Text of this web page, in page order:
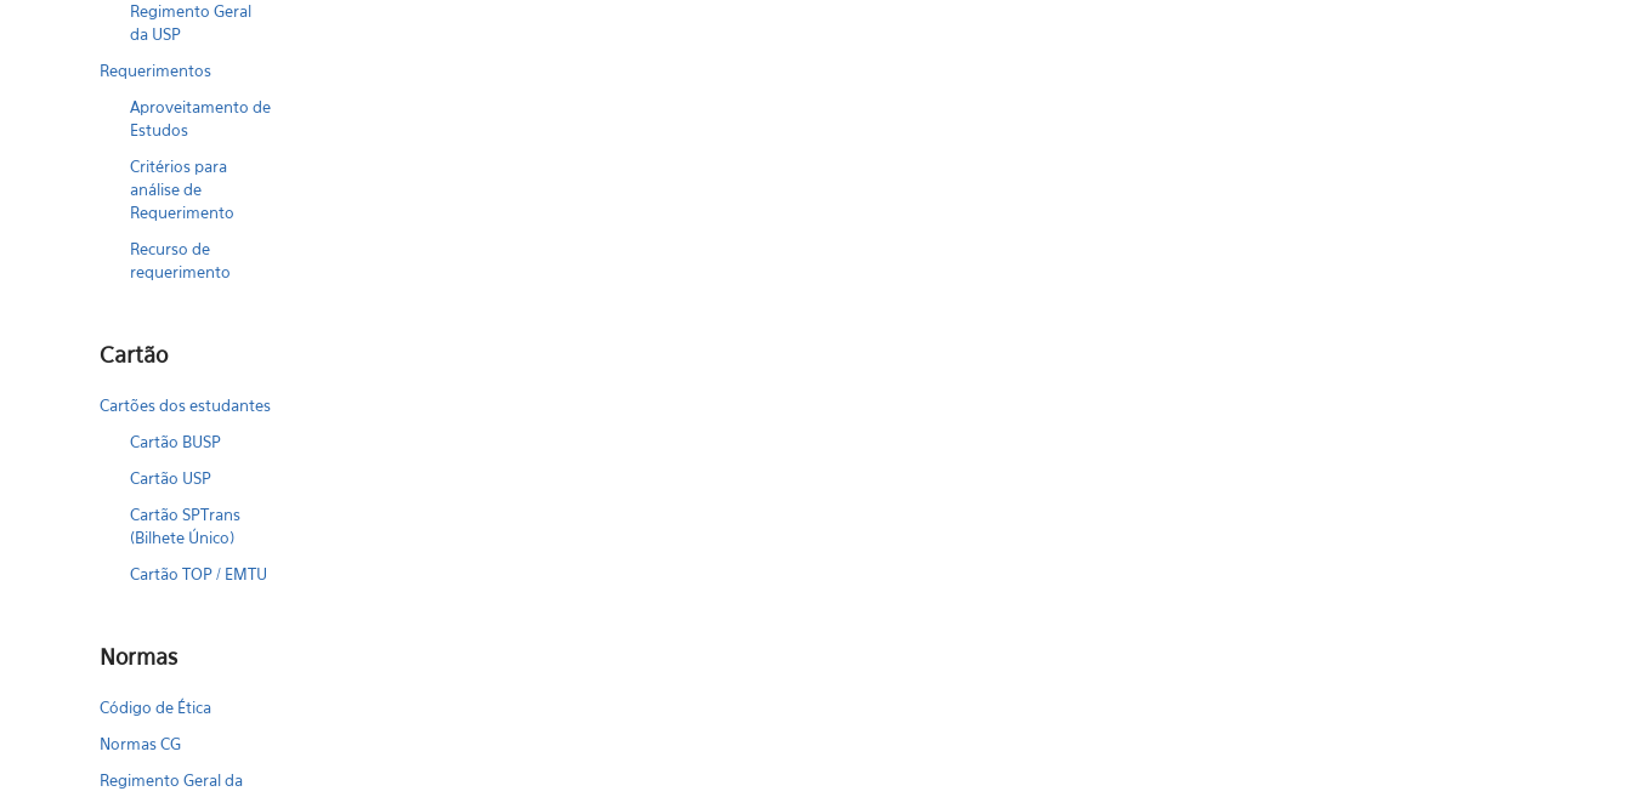
Regimento Geral
da USP
Requerimentos
Aproveitamento de
Estudos
Critérios para
análise de
Requerimento
Recurso de
requerimento
Cartão
Cartões dos estudantes
Cartão BUSP
Cartão USP
Cartão SPTrans
(Bilhete Único)
Cartão TOP / EMTU
Normas
Código de Ética
Normas CG
Regimento Geral da